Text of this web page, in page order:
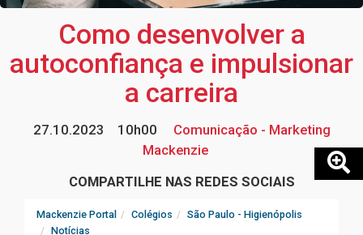
Como desenvolver a
autoconfiança e impulsionar
a carreira
27.10.2023 10h00
Comunicação - Marketing
Mackenzie
COMPARTILHE NAS REDES SOCIAIS
Mackenzie Portal Colégios
São Paulo - Higienópolis
Notícias